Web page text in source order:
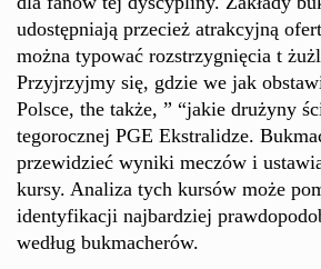
udostępniają przecież atrakcyjną
można typować rozstrzygnięcia t
Przyjrzyjmy się, gdzie we jak
Polsce, the także, ” “jakie drużyny
tegorocznej PGE Ekstralidze.
przewidzieć wyniki meczów i
kursy. Analiza tych kursów może
identyfikacji najbardziej
według bukmacherów.